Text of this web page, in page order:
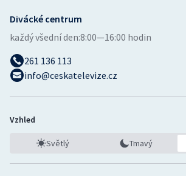
Divácké centrum
každý všední den:8:00—16:00 hodin
261 136 113
info@ceskatelevize.cz
Vzhled
Světlý Tmavý